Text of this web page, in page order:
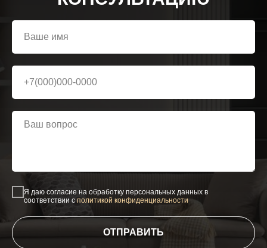
Я даю согласие на обработку персональных данных в
соответствии с политикой конфиденциальности
ОТПРАВИТЬ